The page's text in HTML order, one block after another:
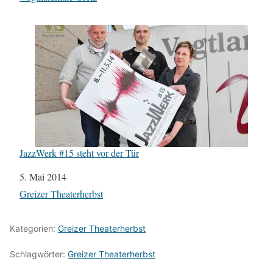
JazzWerk #15 steht vor der Tür
Datum
5. Mai 2014
In Bezug auf
Greizer Theaterherbst
Kategorien: Greizer Theaterherbst
Schlagwörter: Greizer Theaterherbst